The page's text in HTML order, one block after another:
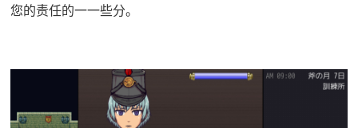
您的责任的一一些分。